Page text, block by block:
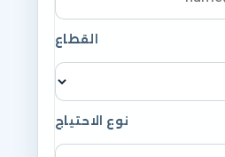
القطاع
نوع الاحتياج